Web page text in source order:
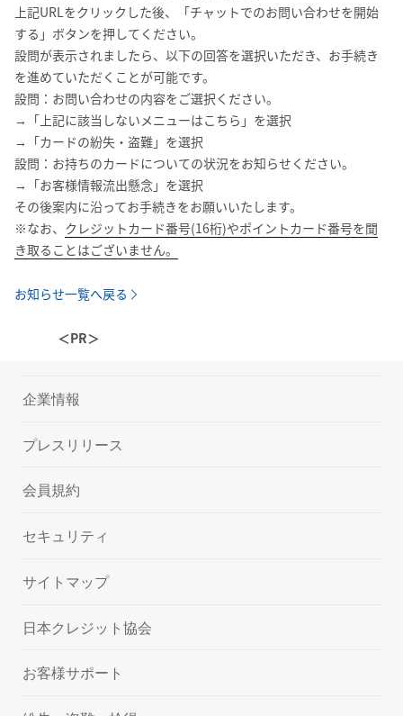
上記URLをクリックした後、「チャットでのお問い合わせを開始
する」ボタンを押してください。
設問が表示されましたら、以下の回答を選択いただき、お手続き
を進めていただくことが可能です。
設問：お問い合わせの内容をご選択ください。
→「上記に該当しないメニューはこちら」を選択
→「カードの紛失・盗難」を選択
設問：お持ちのカードについての状況をお知らせください。
→「お客様情報流出懸念」を選択
その後案内に沿ってお手続きをお願いいたします。
※なお、 クレジットカード番号(16桁)やポイントカード番号を聞
き取ることはございません。
お知らせ一覧へ戻る
＜PR＞
企業情報
プレスリリース
会員規約
セキュリティ
サイトマップ
日本クレジット協会
お客様サポート